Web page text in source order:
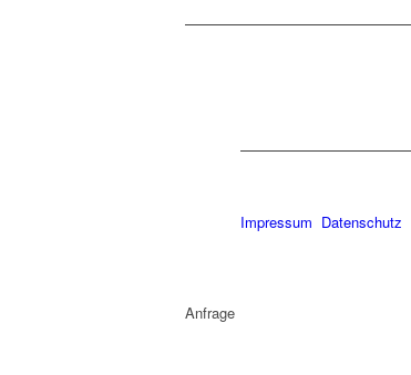
Impressum Datenschutz
Anfrage